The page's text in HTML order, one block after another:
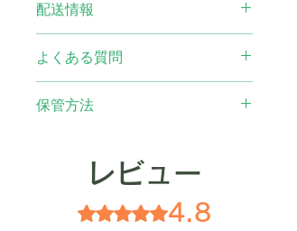
濃度：20mg / ml
容量：バイアルあたり8ml
数量：1バイアル
純度：99.4％
pH：1.9〜2.2
400、20％水。
消費期限：
3〜9℃の温度で保管し
た場合は2年。
配送情報
都市部へ2～3日
地方へは3～5日
発送条件：
て、常温で化学的に安定していま
包装：リサイクル可能な紙箱に個
よくある質問
推奨される治療期間は12週間で
猫が治療にどれだけ早く反応する
か、FIP感染の重症度、猫の品
種、年齢、全体的な健康状態な
ど、さまざまな要因によって異な
保管方法
（直射日光を避ける）してくださ
レビュー
5つ星のうち4.8と評価されていま
4.8